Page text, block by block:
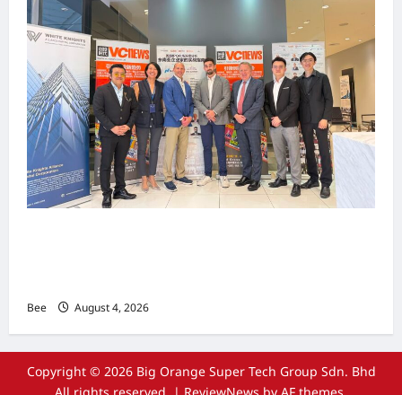
Bee August 4, 2026
Copyright © 2026 Big Orange Super Tech Group Sdn. Bhd